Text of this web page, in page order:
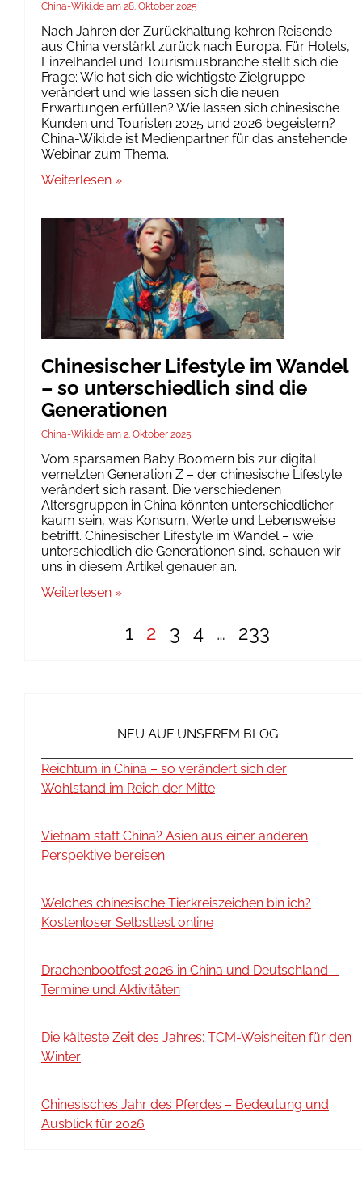
China-Wiki.de 28. Oktober 2025
Nach Jahren der Zurückhaltung kehren Reisende
aus China verstärkt zurück nach Europa. Für Hotels,
Einzelhandel und Tourismusbranche stellt sich die
Frage: Wie hat sich die wichtigste Zielgruppe
verändert und wie lassen sich die neuen
Erwartungen erfüllen? Wie lassen sich chinesische
Kunden und Touristen 2025 und 2026 begeistern?
China-Wiki.de ist Medienpartner für das anstehende
Webinar zum Thema.
Weiterlesen »
Chinesischer Lifestyle im Wandel
– so unterschiedlich sind die
Generationen
China-Wiki.de 2. Oktober 2025
Vom sparsamen Baby Boomern bis zur digital
vernetzten Generation Z – der chinesische Lifestyle
verändert sich rasant. Die verschiedenen
Altersgruppen in China könnten unterschiedlicher
kaum sein, was Konsum, Werte und Lebensweise
betrifft. Chinesischer Lifestyle im Wandel – wie
unterschiedlich die Generationen sind, schauen wir
uns in diesem Artikel genauer an.
Weiterlesen »
1 2 3 4 … 233
NEU AUF UNSEREM BLOG
Reichtum in China – so verändert sich der
Wohlstand im Reich der Mitte
Vietnam statt China? Asien aus einer anderen
Perspektive bereisen
Welches chinesische Tierkreiszeichen bin ich?
Kostenloser Selbsttest online
Drachenbootfest 2026 in China und Deutschland –
Termine und Aktivitäten
Die kälteste Zeit des Jahres: TCM-Weisheiten für den
Winter
Chinesisches Jahr des Pferdes – Bedeutung und
Ausblick für 2026